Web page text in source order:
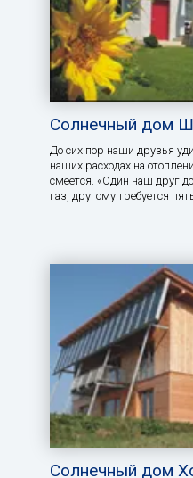
Солнечный дом
До сих пор наши друзья
наших расходах на
смеется. «Один наш друг
газ, другому требуется
Солнечный дом